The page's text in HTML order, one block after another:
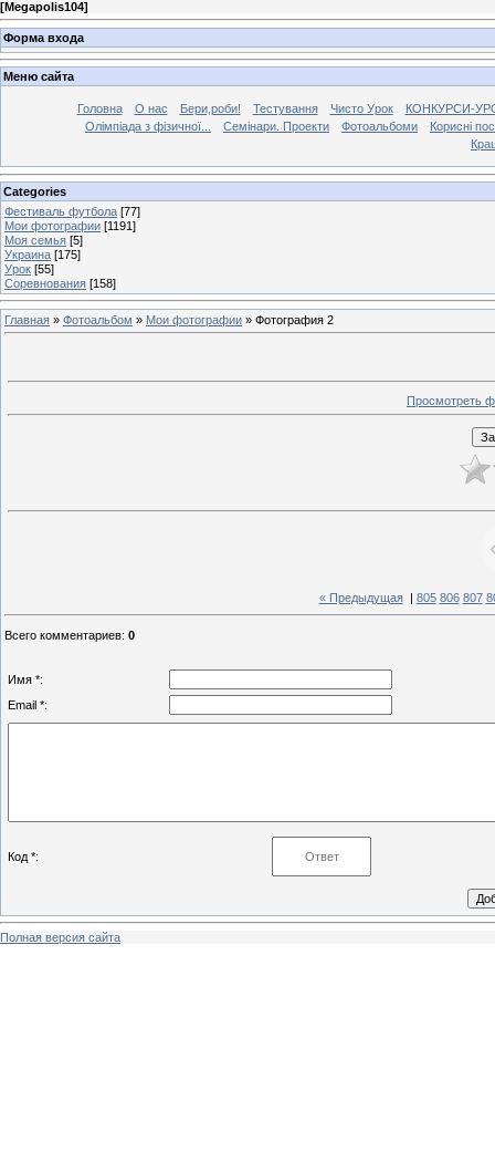
[Megapolis104]
Форма входа
Меню сайта
Головна О нас Бери,роби! Тестування Чисто Урок
КОНКУРСИ-
Олімпіада з фізичної...
Семінари. Проекти Фотоальбоми
Корисні
Categories
Фестиваль футбола [77]
Мои фотографии [1191]
Моя семья [5]
Украина [175]
Урок [55]
Соревнования [158]
Главная » Фотоальбом » Мои фотографии » Фотография 2
Просмотреть
« Предыдущая| 805 806 807
Всего комментариев: 0
Имя *:
Email *:
Код *:
Полная версия сайта